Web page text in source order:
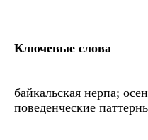
Ключевые слова
байкальская нерпа;
поведенческие